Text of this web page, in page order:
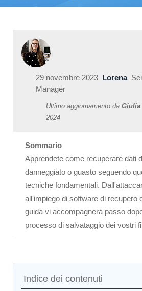
Guida
Sei qui :
Home Supporto Suggerimenti
29 novembre 2023 Lorena
Manager
Ultimo aggiornamento da Giulia
2024
Sommario
Apprendete come recuperare dati
danneggiato o guasto seguendo
tecniche fondamentali.
all'impiego di software di recupero
guida vi accompagnerà passo
processo di salvataggio dei vostri
Indice dei contenuti